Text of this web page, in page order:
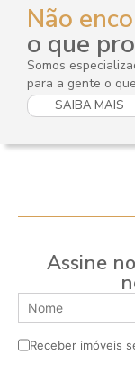
Não
o que
Somos
para a gente o
SAIBA MAIS
Assine
Receber imóveis